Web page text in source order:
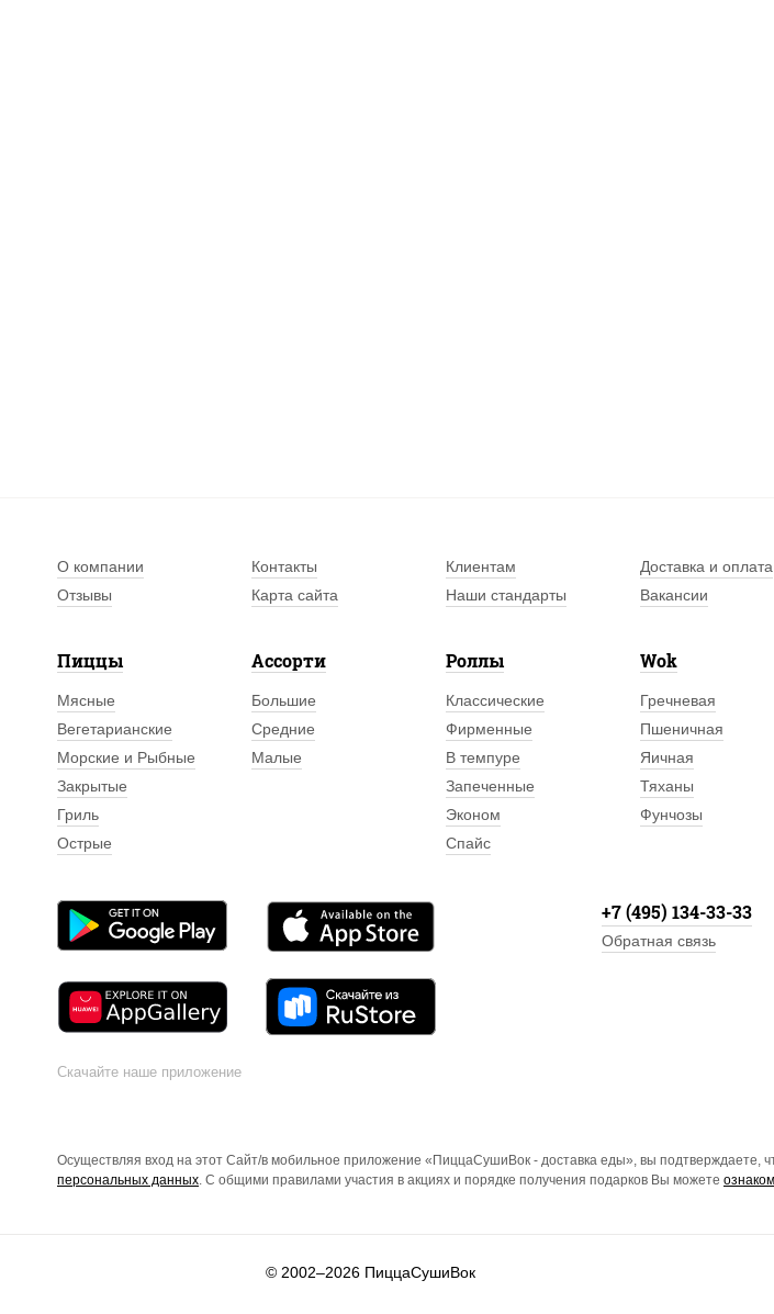
О компании Контакты Клиентам Доставка и оплата
Отзывы
Карта сайта Наши стандарты Вакансии
Пиццы
Мясные
Вегетарианские
Морские и Рыбные
Закрытые
Гриль
Острые
Ассорти
Большие
Средние
Малые
Роллы
Классические
Фирменные
В темпуре
Запеченные
Эконом
Спайс
Wok
Гречневая
Пшеничная
Яичная
Тяханы
Фунчозы
Скачайте наше приложение
+7 (495) 134-33-33
Обратная связь
Осуществляя вход на этот Сайт/в мобильное приложение «ПиццаСушиВок - доставка еды», вы подтверждаете,
персональных данных. С общими правилами участия в акциях и порядке получения подарков Вы можете
© 2002–2026 ПиццаСушиВок